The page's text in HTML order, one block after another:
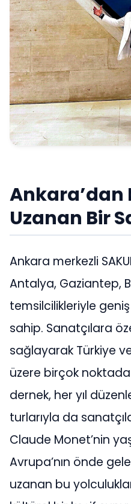
Ankara’dan
Uzanan Bir
Ankara merkezli
Antalya, Gaziantep,
temsilcilikleriyle
sahip. Sanatçılara
sağlayarak Türkiye
üzere birçok
dernek, her yıl
turlarıyla da
Claude Monet’nin
Avrupa’nın önde
uzanan bu